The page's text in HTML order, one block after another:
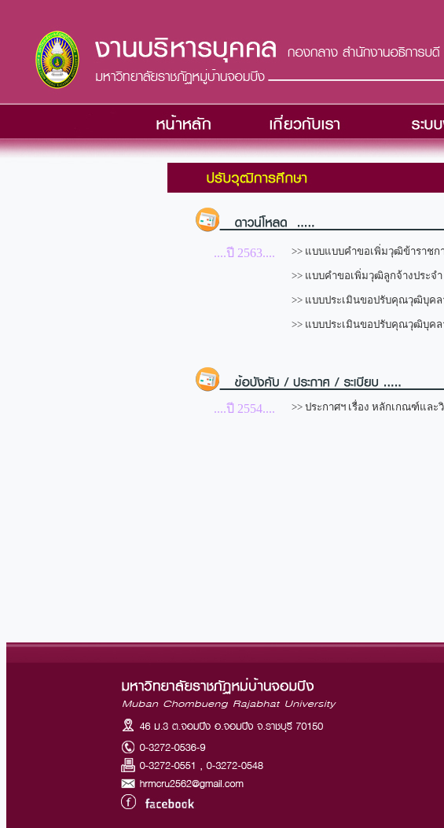
....ปี 2563.... >> แบบแบบคำขอเพิ่มวุฒิข้าราชก
>> แบบคำขอเพิ่มวุฒิลูกจ้างประจำ
>> แบบประเมินขอปรับคุณวุฒิบุคล
>> แบบประเมินขอปรับคุณวุฒิบุคล
....ปี 2554.... >> ประกาศฯ เรื่อง หลักเกณฑ์แล